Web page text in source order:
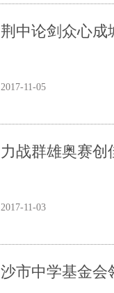
荆中论剑众心成
2017-11-05
力战群雄奥赛创
2017-11-03
沙市中学基金会